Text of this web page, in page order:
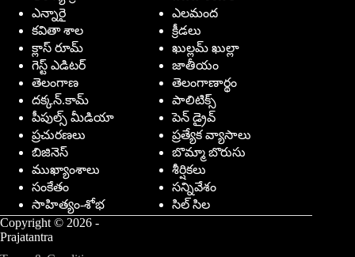
ఎన్నారై
ఎలమంద
కవితా శాల
క్రీడలు
క్లాస్ రూమ్
ఖుల్లమ్ ఖుల్లా
గెస్ట్ ఎడిటర్
జాతీయం
తెలంగాణ
తెలంగాణార్థం
దక్కన్.కామ్
పాలిటిక్స్
పీపుల్స్ ‌మీడియా
పెన్ డ్రైవ్
ప్రచురణలు
ప్రత్యేక వ్యాసాలు
బిజినెస్
బొమ్మా బొరుసు
ముఖ్యాంశాలు
శీర్షికలు
సంకేతం
సన్నివేశం
సాహిత్యం-శోభ
సిల్ సిల
Copyright © 2026 -
Prajatantra